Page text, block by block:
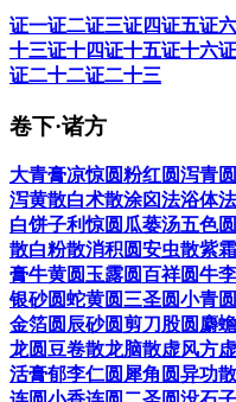
多方收集钱氏医方及著作，
《重广保生信效方》一卷，
证一证二证三证四证五证六
十三证十四证十五证十六
证二十二证二十三
卷下·诸方
大青膏凉惊圆粉红圆泻青圆
泻黄散白术散涂囟法浴体法
白饼子利惊圆瓜蒌汤五色圆
散白粉散消积圆安虫散紫
膏牛黄圆玉露圆百祥圆牛
银砂圆蛇黄圆三圣圆小青圆
金箔圆辰砂圆剪刀股圆麝
龙圆豆卷散龙脑散虚风方
活膏郁李仁圆犀角圆异功散